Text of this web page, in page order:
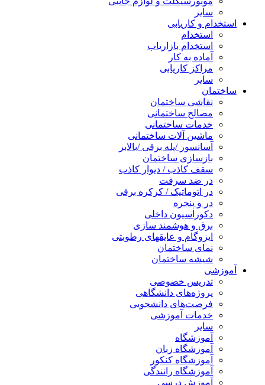
سایر
استخدام و کاریابی
استخدام
استخدام بازاریاب
آماده به کار
مراکز کاریابی
سایر
ساختمان
نقاشی ساختمان
مصالح ساختمانی
خدمات ساختمانی
ماشین آلات ساختمانی
آسانسور /پله برقی /بالابر
بازسازی ساختمان
سقف کاذب / دیوار کاذب
در ضد سرقت
در اتوماتیک / کرکره برقی
در و پنجره
دکوراسیون داخلی
برق و هوشمند سازی
ایزوگام و عایقهای رطوبتی
نمای ساختمان
شیشه ساختمان
آموزشی
تدریس خصوصی
پروژه‌های دانشگاهی
فرصت‌های دانشجویی
خدمات آموزشی
سایر
آموزشگاه
آموزشگاه زبان
آموزشگاه کنکور
آموزشگاه رانندگی
آموزش درسی